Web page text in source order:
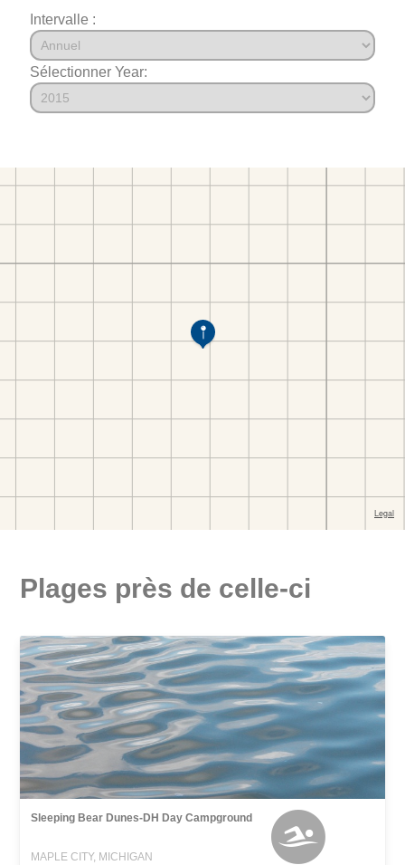
Intervalle :
Sélectionner Year:
Plages près de celle-ci
Sleeping Bear Dunes-DH Day Campground
MAPLE CITY, MICHIGAN